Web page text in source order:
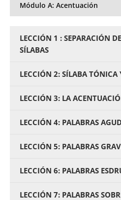
Módulo A: Acentuación
LECCIÓN 1 : SEPARACIÓN
SÍLABAS
LECCIÓN 2: SÍLABA TÓNICA
LECCIÓN 3: LA
LECCIÓN 4: PALABRAS
LECCIÓN 5: PALABRAS
LECCIÓN 6: PALABRAS
LECCIÓN 7: PALABRAS